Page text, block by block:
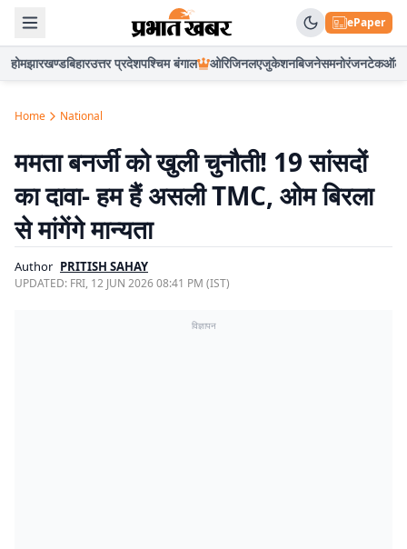
ePaper
होमझारखण्डबिहारउत्तर प्रदेशपश्चिम बंगाल ओरिजिनलएजुकेशनबिजनेसमनोरंजनटेकऑटो
Home National
ममता बनर्जी को खुली चुनौती! 19 सांसदों
का दावा- हम हैं असली TMC, ओम बिरला
से मांगेंगे मान्यता
Author PRITISH SAHAY
UPDATED: FRI, 12 JUN 2026 08:41 PM (IST)
विज्ञापन